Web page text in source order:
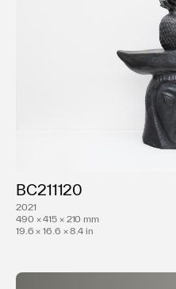
2008 SCOPE | マイ
｢横浜アート＆ホーム
青参道アートフェ
ART@AGNES アグネ
｢Japan Now｣ | Inter
2007 ｢Casino Royale｣
2006 ｢アミューズ アー
京都
｢第42回神奈川県美術
ギャラリー 神奈川
2021
490 × 415 × 210 mm
19.6 × 16.6 × 8.4 in
BC211120